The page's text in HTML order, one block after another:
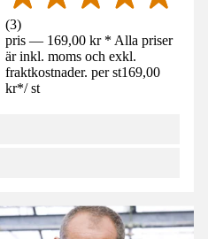
(3)
pris — 169,00 kr * Alla priser
är inkl. moms och exkl.
fraktkostnader. per st169,00
kr*/ st